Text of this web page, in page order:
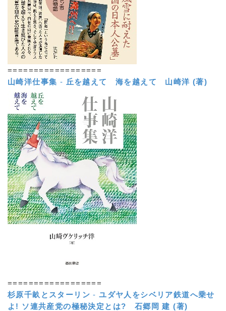
==================
山崎洋仕事集 - 丘を越えて 海を越えて 山崎洋 (著)
==================
杉原千畝とスターリン -ユダヤ人をシベリア鉄道へ乗せ
よ! ソ連共産党の極秘決定とは?
石郷岡 建 (著)